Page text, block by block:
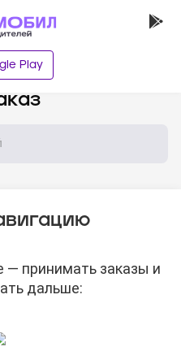
Play
— принимать заказы и
дальше: